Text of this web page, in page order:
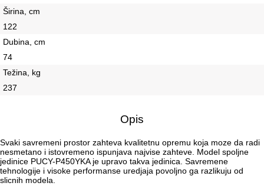
Širina, сm
122
Dubina, сm
74
Težina, kg
237
Opis
Svaki savremeni prostor zahteva kvalitetnu opremu koja moze da radi
nesmetano i istovremeno ispunjava najvise zahteve. Model spoljne
jedinice PUCY-P450YKA je upravo takva jedinica. Savremene
tehnologije i visoke performanse uredjaja povoljno ga razlikuju od
slicnih modela.